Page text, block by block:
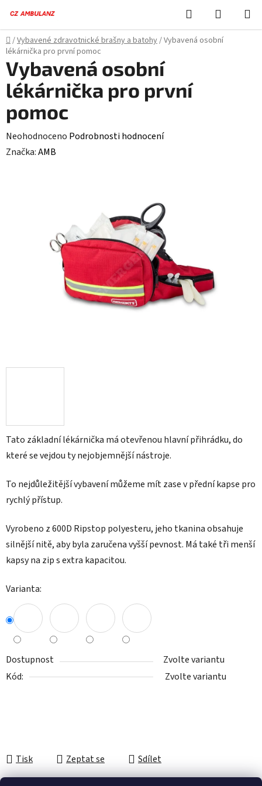
obsah
Hledat
KOŠÍK
Domů
/Vybavené zdravotnické brašny a batohy/Vybavená osobní
lékárnička pro první pomoc
Tato základní lékárnička má otevřenou hlavní přihrádku, do
které se vejdou ty nejobjemnější nástroje.
To nejdůležitější vybavení můžeme mít zase v přední kapse pro
rychlý přístup.
Vyrobeno z 600D Ripstop polyesteru, jeho tkanina obsahuje
silnější nitě, aby byla zaručena vyšší pevnost. Má také tři menší
kapsy na zip s extra kapacitou.
Varianta:
Dostupnost
Zvolte variantu
Kód:
Zvolte variantu
Tisk Zeptat se Sdílet
Vybavená osobní
lékárnička pro první
pomoc
Průměrné
hodnocení
Neohodnoceno Podrobnosti hodnocení
Značka:AMB